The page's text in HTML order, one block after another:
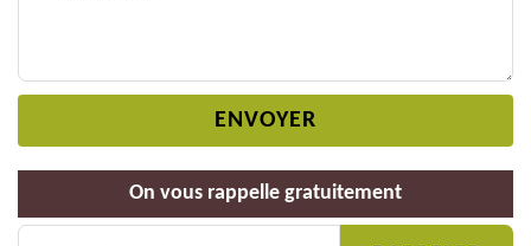
On vous rappelle gratuitement